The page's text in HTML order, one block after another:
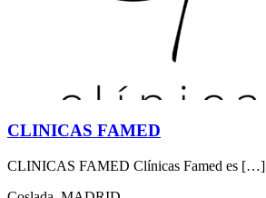
CLINICAS FAMED
CLINICAS FAMED Clínicas Famed es […]